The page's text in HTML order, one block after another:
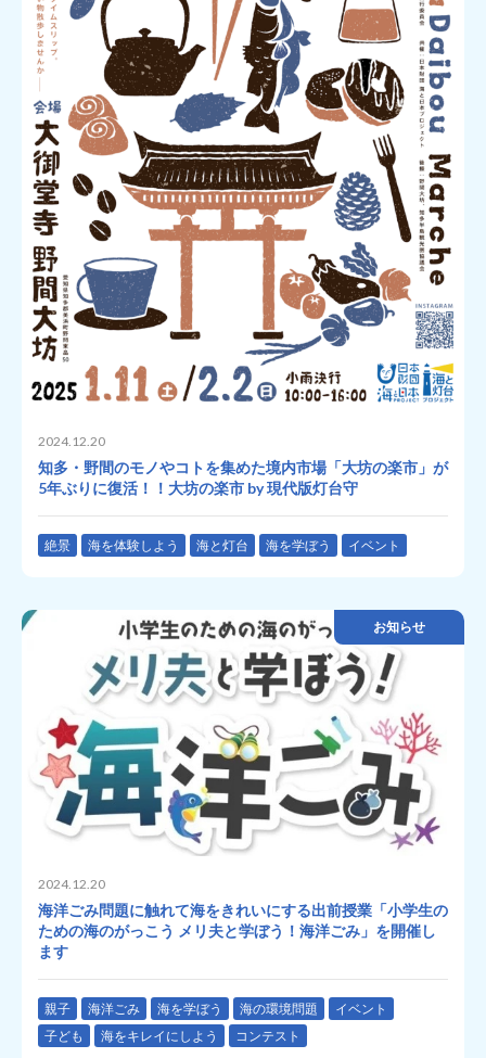
2024.12.20
知多・野間のモノやコトを集めた境内市場「大坊の楽市」が
5年ぶりに復活！！大坊の楽市 by 現代版灯台守
絶景 海を体験しよう 海と灯台 海を学ぼう イベント
お知らせ
2024.12.20
海洋ごみ問題に触れて海をきれいにする出前授業「小学生の
ための海のがっこう メリ夫と学ぼう！海洋ごみ」を開催し
ます
親子 海洋ごみ 海を学ぼう 海の環境問題
イベント
子ども
海をキレイにしよう コンテスト